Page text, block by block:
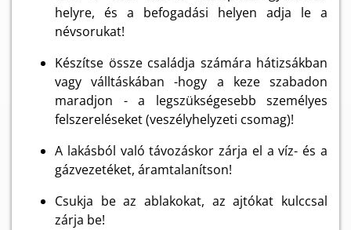
helyre, és a befogadási helyen adja le a
névsorukat!
Készítse össze családja számára hátizsákban
vagy válltáskában -hogy a keze szabadon
maradjon - a legszükségesebb személyes
felszereléseket (veszélyhelyzeti csomag)!
A lakásból való távozáskor zárja el a víz- és a
gázvezetéket, áramtalanítson!
Csukja be az ablakokat, az ajtókat kulccsal
zárja be!